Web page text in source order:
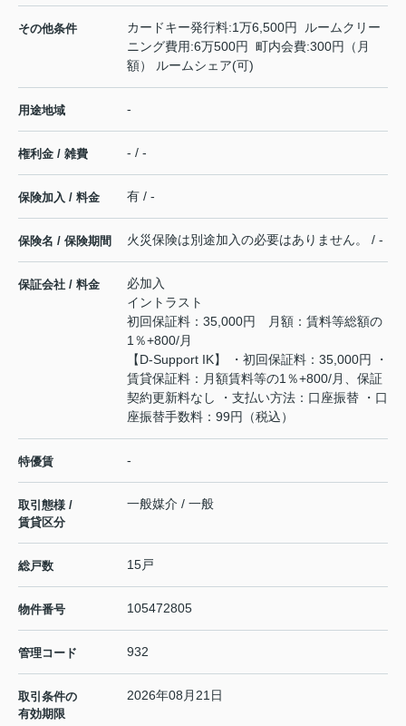
その他条件
カードキー発行料:1万6,500円 ルームクリー
ニング費用:6万500円 町内会費:300円（月
額） ルームシェア(可)
用途地域 -
権利金 / 雑費 - / -
保険加入 / 料金 有 / -
保険名 / 保険期間 火災保険は別途加入の必要はありません。 / -
保証会社 / 料金
必加入
イントラスト
初回保証料：35,000円 月額：賃料等総額の
1％+800/月
【D-Support IK】 ・初回保証料：35,000円 ・
賃貸保証料：月額賃料等の1％+800/月、保証
契約更新料なし ・支払い方法：口座振替 ・口
座振替手数料：99円（税込）
特優賃 -
取引態様 /
賃貸区分
一般媒介 / 一般
総戸数 15戸
物件番号 105472805
管理コード 932
取引条件の
有効期限
2026年08月21日